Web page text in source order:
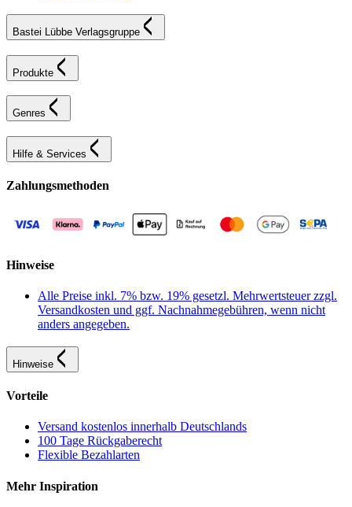
Bastei Lübbe Verlagsgruppe
Produkte
Genres
Hilfe & Services
Zahlungsmethoden
Hinweise
Alle Preise inkl. 7% bzw. 19% gesetzl. Mehrwertsteuer zzgl.
Versandkosten und ggf. Nachnahmegebühren, wenn nicht
anders angegeben.
Hinweise
Vorteile
Versand kostenlos innerhalb Deutschlands
100 Tage Rückgaberecht
Flexible Bezahlarten
Mehr Inspiration